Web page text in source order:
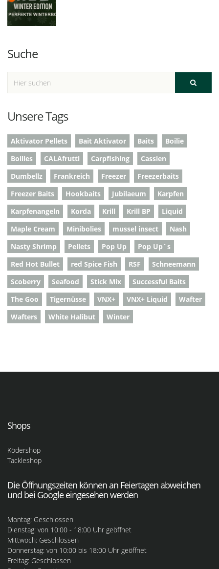
Suche
Unsere Tags
Aktivator Pellets Bait Aktivator Baits
Boilie
Boilies
CALAfrutti Carpfishing
Cassien
Dumbellz
Frankreich Freezer
Freezerbaits
Freezer Baits
Hookbaits Jubilaeum
Karpfen
Karpfenangeln
Korda Krill Krill BP
Liquid
Maple Cream
Minibolies mussel insect
Nash
Nasty Shrimp
Pellets Pop Up
Pop Up`s
Red Hot Bullet
red Spice Fish RSF
Schneemann
Scoberry
Seafood Stick Mix
Successful Baits
The Goo
Tigernüsse VNX+ VNX+ Liquid
Wafter
Wafters
White Halibut Winter
Shops
Ködershop
Tackleshop
Die Öffnungszeiten können an Feiertagen abweichen
und bei Google eingesehen werden
Montag: Geschlossen
Dienstag: von 10:00 - 18:00 Uhr geöffnet
Mittwoch: Geschlossen
Donnerstag: von 10:00 bis 18:00 Uhr geöffnet
Freitag: Geschlossen